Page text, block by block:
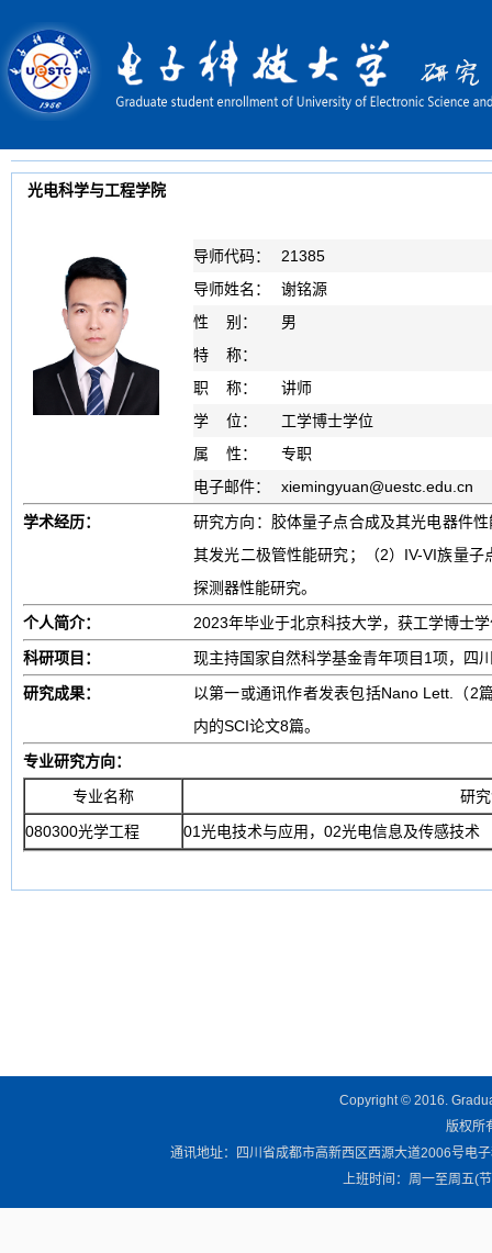
光电科学与工程学院
导师代码：
21385
导师姓名：
谢铭源
性 别：
男
特 称：
职 称：
讲师
学 位：
工学博士学位
属 性：
专职
电子邮件：
xiemingyuan@uestc.edu.cn
学术经历：
研究方向：胶体量子点合成及其光电器件
其发光二极管性能研究；（2）IV-VI族量
探测器性能研究。
个人简介：
2023年毕业于北京科技大学，获工学博士
科研项目：
现主持国家自然科学基金青年项目1项，四
研究成果：
以第一或通讯作者发表包括Nano Lett.（2
内的SCI论文8篇。
专业研究方向：
专业名称
研
080300光学工程
01光电技术与应用，02光电信息及传感技术
Copyright © 2016.
版权所
通讯地址：四川省成都市高新西区西源大道2006号电
上班时间：周一至周五(